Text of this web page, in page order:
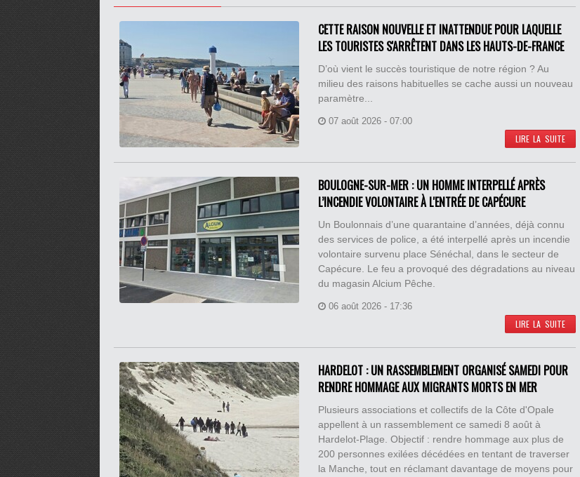
CETTE RAISON NOUVELLE ET INATTENDUE POUR LAQUELLE
LES TOURISTES S'ARRÊTENT DANS LES HAUTS-DE-FRANCE
D’où vient le succès touristique de notre région ? Au
milieu des raisons habituelles se cache aussi un nouveau
paramètre...
07 août 2026 - 07:00
LIRE LA SUITE
BOULOGNE-SUR-MER : UN HOMME INTERPELLÉ APRÈS
L’INCENDIE VOLONTAIRE À L'ENTRÉE DE CAPÉCURE
Un Boulonnais d’une quarantaine d’années, déjà connu
des services de police, a été interpellé après un incendie
volontaire survenu place Sénéchal, dans le secteur de
Capécure. Le feu a provoqué des dégradations au niveau
du magasin Alcium Pêche.
06 août 2026 - 17:36
LIRE LA SUITE
HARDELOT : UN RASSEMBLEMENT ORGANISÉ SAMEDI POUR
RENDRE HOMMAGE AUX MIGRANTS MORTS EN MER
Plusieurs associations et collectifs de la Côte d'Opale
appellent à un rassemblement ce samedi 8 août à
Hardelot-Plage. Objectif : rendre hommage aux plus de
200 personnes exilées décédées en tentant de traverser
la Manche, tout en réclamant davantage de moyens pour